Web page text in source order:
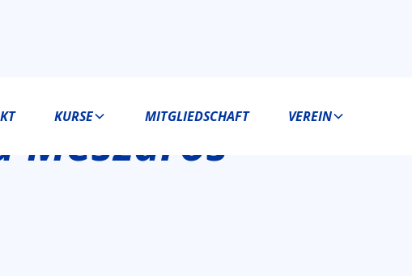
KURSE MITGLIEDSCHAFT VEREIN
Meszaros